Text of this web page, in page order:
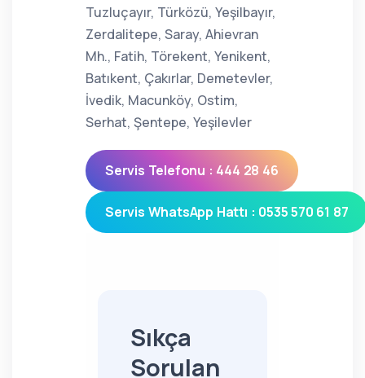
Tuzluçayır, Türközü, Yeşilbayır,
Zerdalitepe, Saray, Ahievran
Mh., Fatih, Törekent, Yenikent,
Batıkent, Çakırlar, Demetevler,
İvedik, Macunköy, Ostim,
Serhat, Şentepe, Yeşilevler
Servis Telefonu : 444 28 46
Servis WhatsApp Hattı : 0535 570 61 87
Sıkça
Sorulan